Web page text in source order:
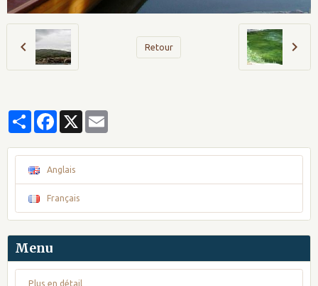
Retour
PartagerFacebook
X
Anglais
Français
Menu
Plus en détail